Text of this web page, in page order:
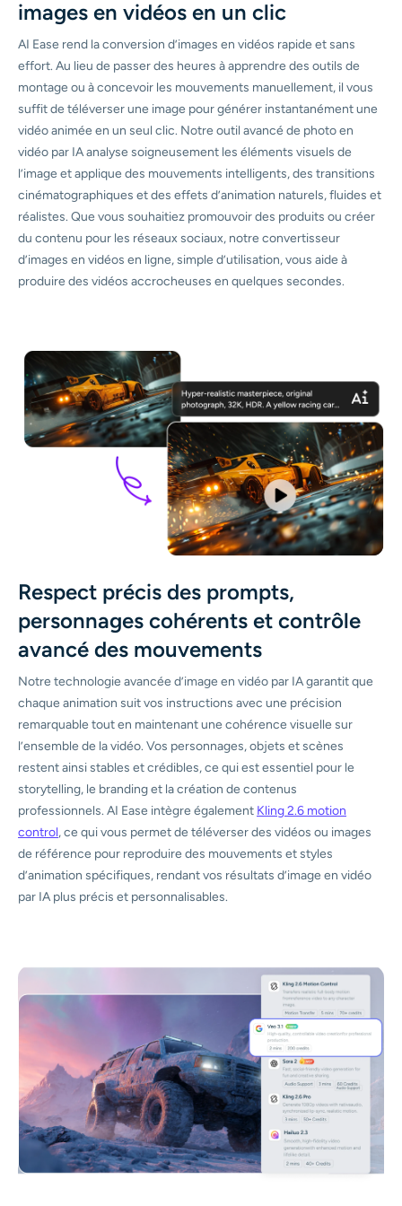
images en vidéos en un clic
AI Ease rend la conversion d’images en vidéos rapide et sans
effort. Au lieu de passer des heures à apprendre des outils de
montage ou à concevoir les mouvements manuellement, il vous
suffit de téléverser une image pour générer instantanément une
vidéo animée en un seul clic. Notre outil avancé de photo en
vidéo par IA analyse soigneusement les éléments visuels de
l’image et applique des mouvements intelligents, des transitions
cinématographiques et des effets d’animation naturels, fluides et
réalistes. Que vous souhaitiez promouvoir des produits ou créer
du contenu pour les réseaux sociaux, notre convertisseur
d’images en vidéos en ligne, simple d’utilisation, vous aide à
produire des vidéos accrocheuses en quelques secondes.
Respect précis des prompts,
personnages cohérents et contrôle
avancé des mouvements
Notre technologie avancée d’image en vidéo par IA garantit que
chaque animation suit vos instructions avec une précision
remarquable tout en maintenant une cohérence visuelle sur
l’ensemble de la vidéo. Vos personnages, objets et scènes
restent ainsi stables et crédibles, ce qui est essentiel pour le
storytelling, le branding et la création de contenus
professionnels. AI Ease intègre également Kling 2.6 motion
control, ce qui vous permet de téléverser des vidéos ou images
de référence pour reproduire des mouvements et styles
d’animation spécifiques, rendant vos résultats d’image en vidéo
par IA plus précis et personnalisables.